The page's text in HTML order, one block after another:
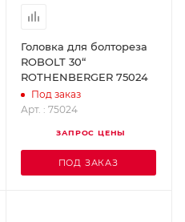
Головка для болтореза
ROBOLT 30“
ROTHENBERGER 75024
Под заказ
Арт. : 75024
ЗАПРОС ЦЕНЫ
ПОД ЗАКАЗ